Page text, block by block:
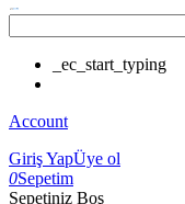
_ec_start_typing
Account
Giriş YapÜye ol
0Sepetim
Sepetiniz Boş